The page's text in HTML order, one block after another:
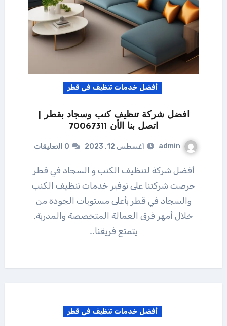
أفضل خدمات تنظيف فى قطر
افضل شركة تنظيف كنب وسجاد بقطر |
اتصل بنا الأن 70067311
admin أغسطس 12, 2023 0 التعليقات
أفضل شركة لتنظيف الكنب و السجاد في قطر
حرصت شركتنا على توفير خدمات تنظيف الكنب
والسجاد في قطر بأعلى مستويات الجودة من
خلال أمهر فرق العمالة المتخصصة والمدربة.
يتمتع فريقنا…
أفضل خدمات تنظيف فى قطر